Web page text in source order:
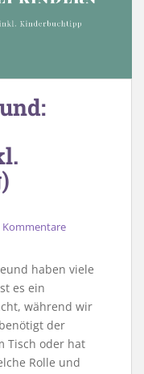
Kommentare
haben viele
es ein
während wir
der
Tisch oder hat
Rolle und